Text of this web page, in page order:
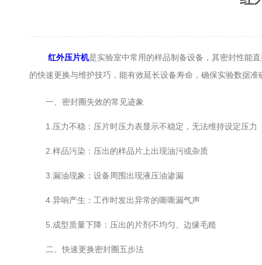
红外压片机是实验室中常用的样品制备设备，其密封性能
的快速更换与维护技巧，能有效延长设备寿命，确保实验数据准
一、密封圈失效的常见迹象
1.压力不稳：压片时压力表显示不稳定，无法维持设定压力
2.样品污染：压出的样品片上出现油污或杂质
3.漏油现象：设备周围出现液压油渗漏
4.异响产生：工作时发出异常的嘶嘶漏气声
5.成型质量下降：压出的片剂不均匀、边缘毛糙
二、快速更换密封圈五步法